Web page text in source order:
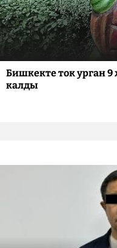
Бишкекте ток урган
калды